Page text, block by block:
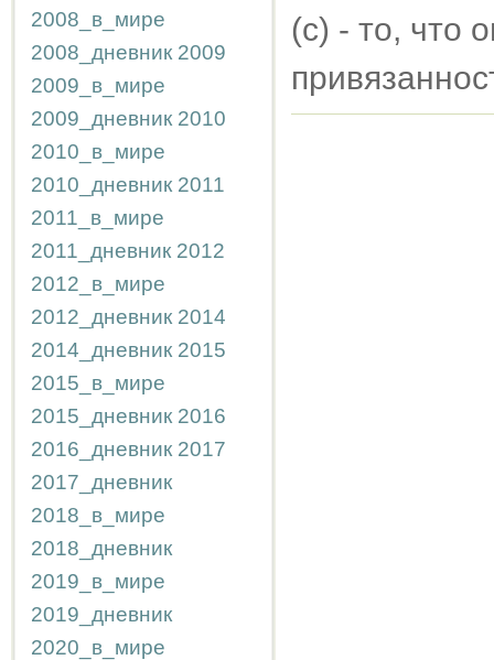
2008_в_мире
2008_дневник 2009
2009_в_мире
2009_дневник 2010
2010_в_мире
2010_дневник 2011
2011_в_мире
2011_дневник 2012
2012_в_мире
2012_дневник 2014
2014_дневник 2015
2015_в_мире
2015_дневник 2016
2016_дневник 2017
2017_дневник
2018_в_мире
2018_дневник
2019_в_мире
2019_дневник
2020_в_мире
(с) - то, что